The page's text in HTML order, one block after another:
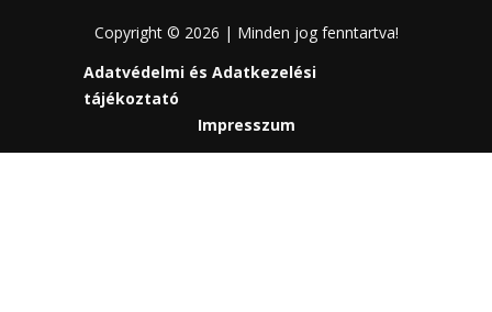
Copyright © 2026 | Minden jog fenntartva!
Adatvédelmi és Adatkezelési
tájékoztató
Impresszum